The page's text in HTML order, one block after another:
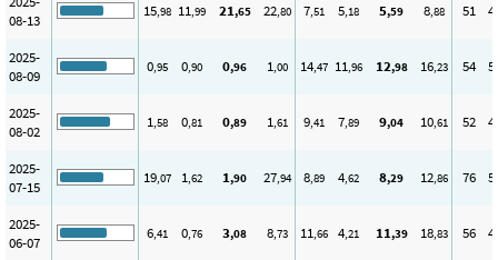
08-13
15,98 11,99 21,65 22,80 7,51 5,18 5,59 8,88 51
2025-
08-09
0,95 0,90 0,96 1,00 14,47 11,96 12,98 16,23 54
2025-
08-02
1,58 0,81 0,89 1,61 9,41 7,89 9,04 10,61 52
2025-
07-15
19,07 1,62 1,90 27,94 8,89 4,62 8,29 12,86 76
2025-
06-07
6,41 0,76 3,08 8,73 11,66 4,21 11,39 18,83 56